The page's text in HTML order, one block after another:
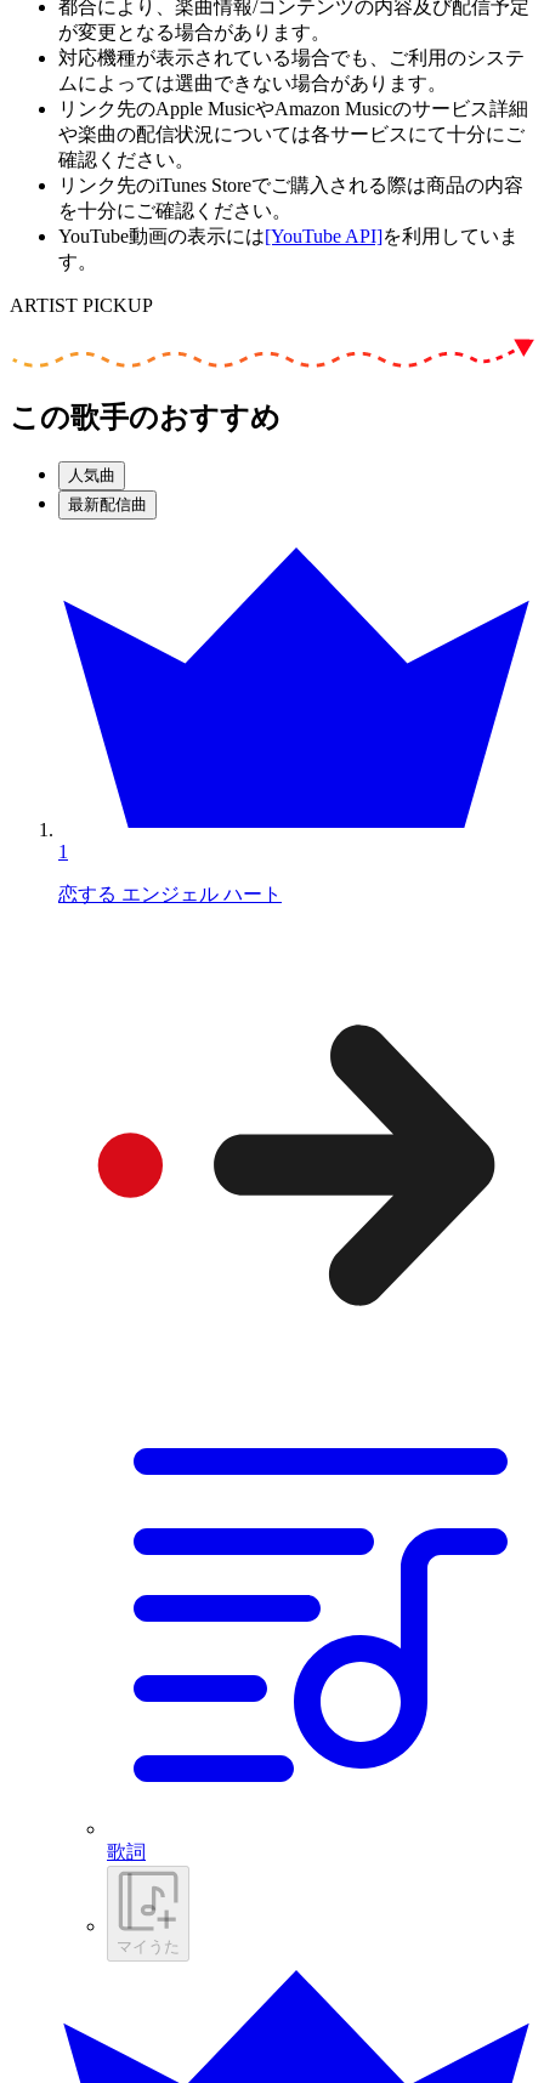
都合により、楽曲情報/コンテンツの内容及び配信予定
が変更となる場合があります。
対応機種が表示されている場合でも、ご利用のシステ
ムによっては選曲できない場合があります。
リンク先のApple MusicやAmazon Musicのサービス詳細
や楽曲の配信状況については各サービスにて十分にご
確認ください。
リンク先のiTunes Storeでご購入される際は商品の内容
を十分にご確認ください。
YouTube動画の表示には[YouTube API]を利用していま
す。
ARTIST PICKUP
この歌手のおすすめ
人気曲
最新配信曲
1
恋する エンジェル ハート
歌詞
マイうた